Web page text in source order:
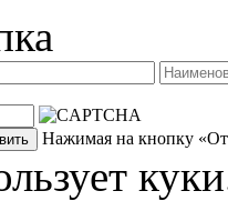
Нажимая на кнопку